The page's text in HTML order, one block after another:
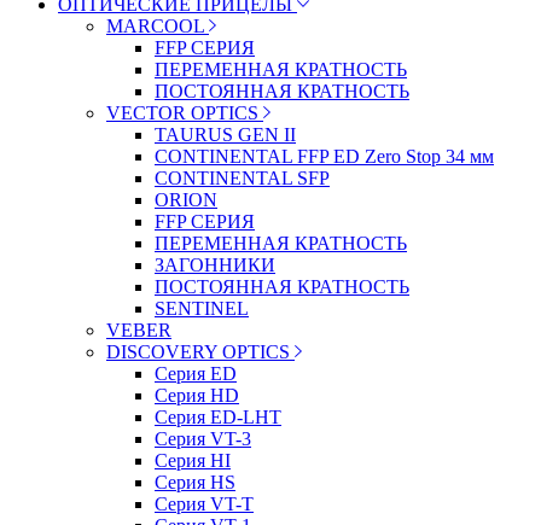
ОПТИЧЕСКИЕ ПРИЦЕЛЫ
MARCOOL
FFP СЕРИЯ
ПЕРЕМЕННАЯ КРАТНОСТЬ
ПОСТОЯННАЯ КРАТНОСТЬ
VECTOR OPTICS
TAURUS GEN II
CONTINENTAL FFP ED Zero Stop 34 мм
CONTINENTAL SFP
ORION
FFP СЕРИЯ
ПЕРЕМЕННАЯ КРАТНОСТЬ
ЗАГОННИКИ
ПОСТОЯННАЯ КРАТНОСТЬ
SENTINEL
VEBER
DISCOVERY OPTICS
Серия ED
Серия HD
Серия ED-LHT
Серия VT-3
Серия HI
Серия HS
Серия VT-T